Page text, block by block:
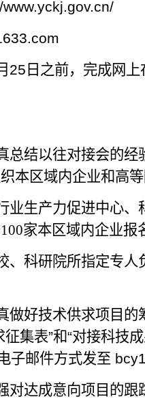
25 日 之前，完成网
总结以往对接会的
本区域内企业和高等
业生产力促进中心
100家本区域内企业报
、科研院所指定专
做好技术供求项目
征集表”和“对接科技
子邮件方式发至
对达成意向项目的